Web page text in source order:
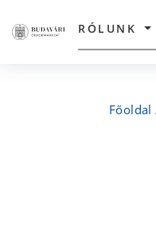
RÓLUNK
Főoldal